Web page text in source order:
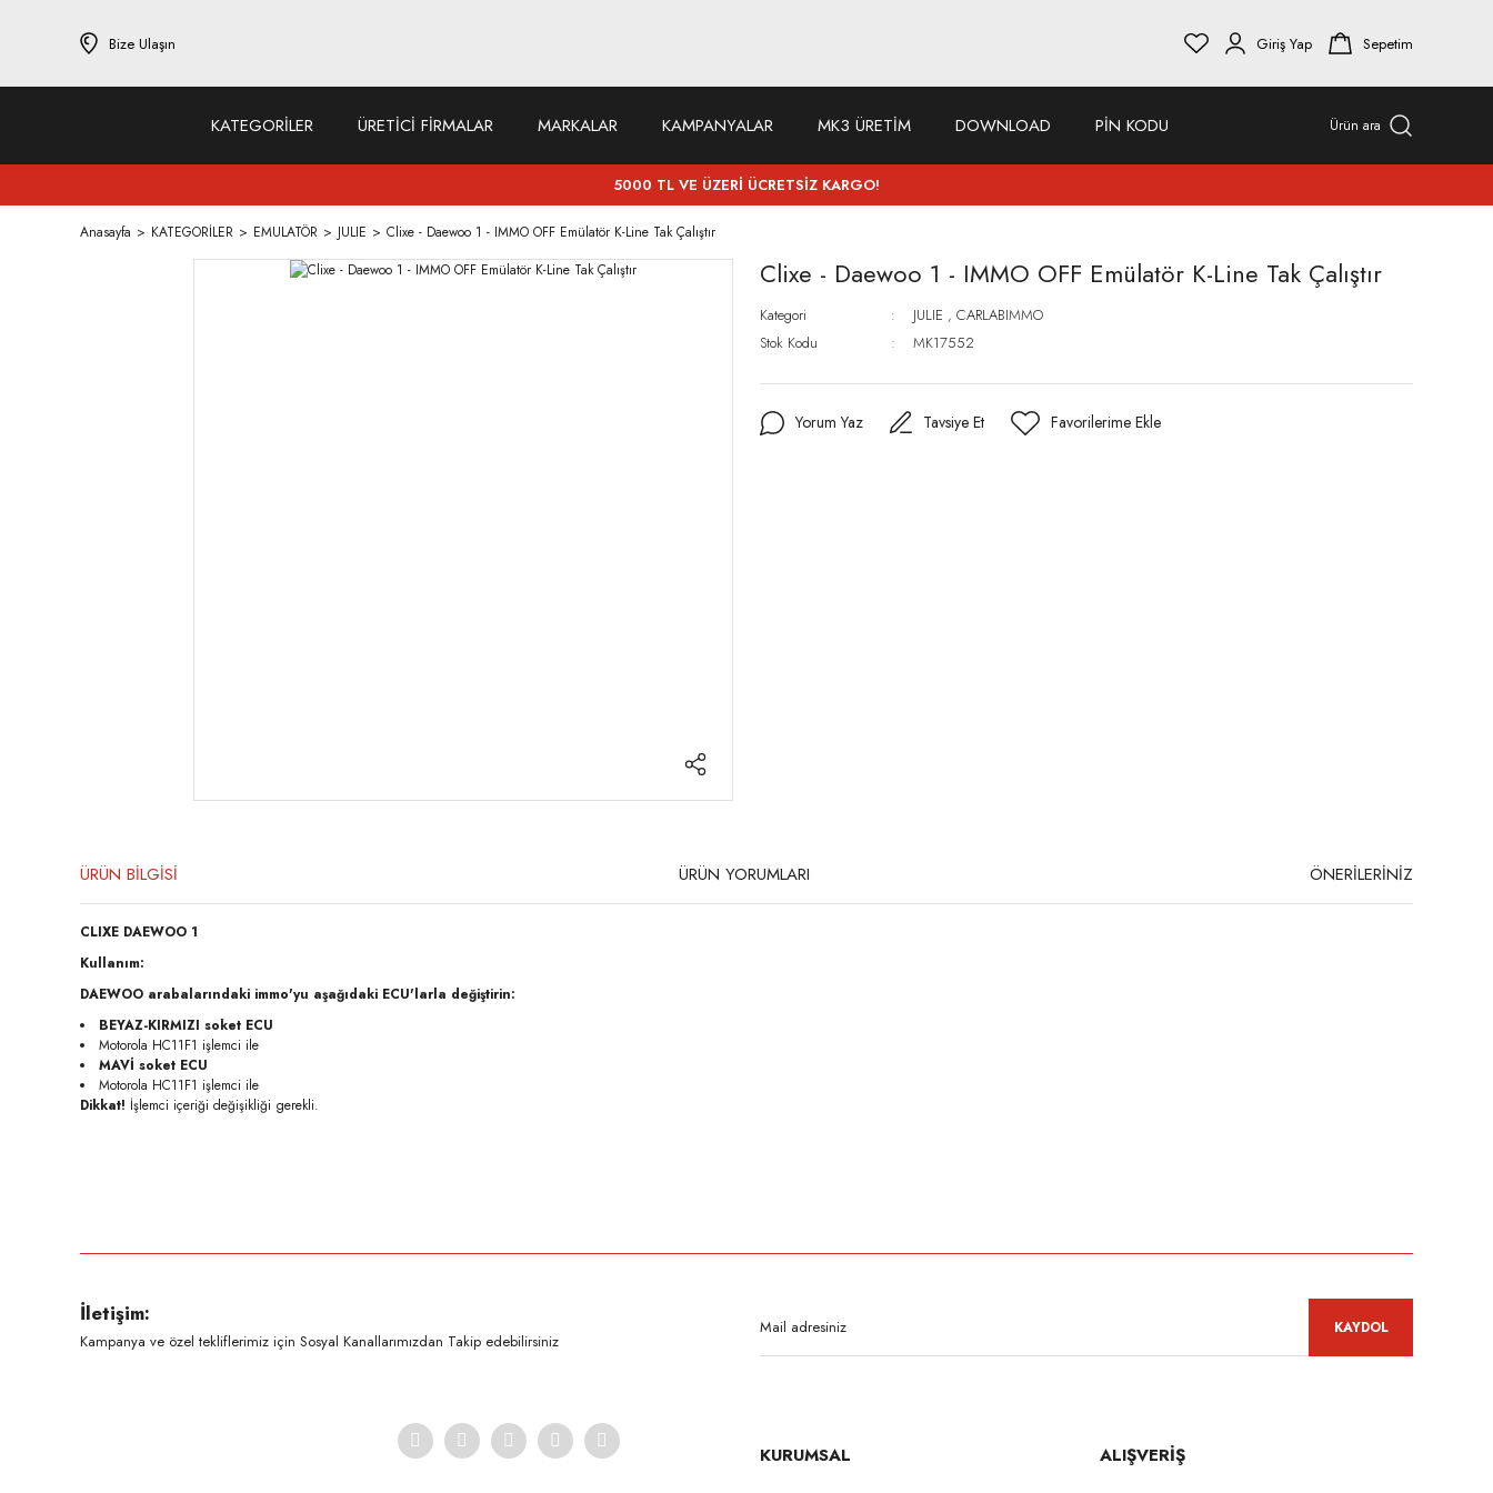
Bize Ulaşın Giriş Yap Sepetim
KATEGORİLER ÜRETİCİ FİRMALAR MARKALAR KAMPANYALAR MK3 ÜRETİM DOWNLOAD PİN KODU Ürün ara
5000 TL VE ÜZERİ ÜCRETSİZ KARGO!
Anasayfa KATEGORİLER EMULATÖR JULIE Clixe - Daewoo 1 - IMMO OFF Emülatör K-Line Tak Çalıştır
Clixe - Daewoo 1 - IMMO OFF Emülatör K-Line Tak Çalıştır
Kategori JULIE , CARLABIMMO
Stok Kodu
MK17552
Yorum Yaz Tavsiye Et
ÜRÜN BİLGİSİ ÜRÜN YORUMLARI ÖNERİLERİNİZ
CLIXE DAEWOO 1
Kullanım:
DAEWOO arabalarındaki immo'yu aşağıdaki ECU'larla değiştirin:
BEYAZ-KIRMIZI soket ECU
Motorola HC11F1 işlemci ile
MAVİ soket ECU
Motorola HC11F1 işlemci ile
Dikkat! İşlemci içeriği değişikliği gerekli.
Ürün açıklamasında eksik bilgiler bulunuyor.
Ürün bilgilerinde hatalar bulunuyor.
İletişim:
Kampanya ve özel tekliflerimiz için Sosyal Kanallarımızdan Takip edebilirsiniz
KAYDOL
KURUMSAL ALIŞVERİŞ